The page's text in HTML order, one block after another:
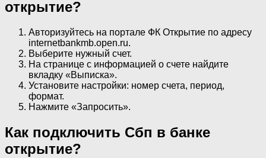
открытие?
Авторизуйтесь на портале ФК Открытие по адресу
internetbankmb.open.ru.
Выберите нужный счет.
На странице с информацией о счете найдите
вкладку «Выписка».
Установите настройки: номер счета, период,
формат.
Нажмите «Запросить».
Как подключить Сбп в банке
открытие?